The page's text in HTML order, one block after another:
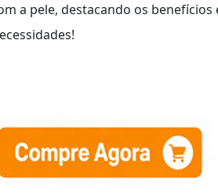
a pele, destacando os benefícios